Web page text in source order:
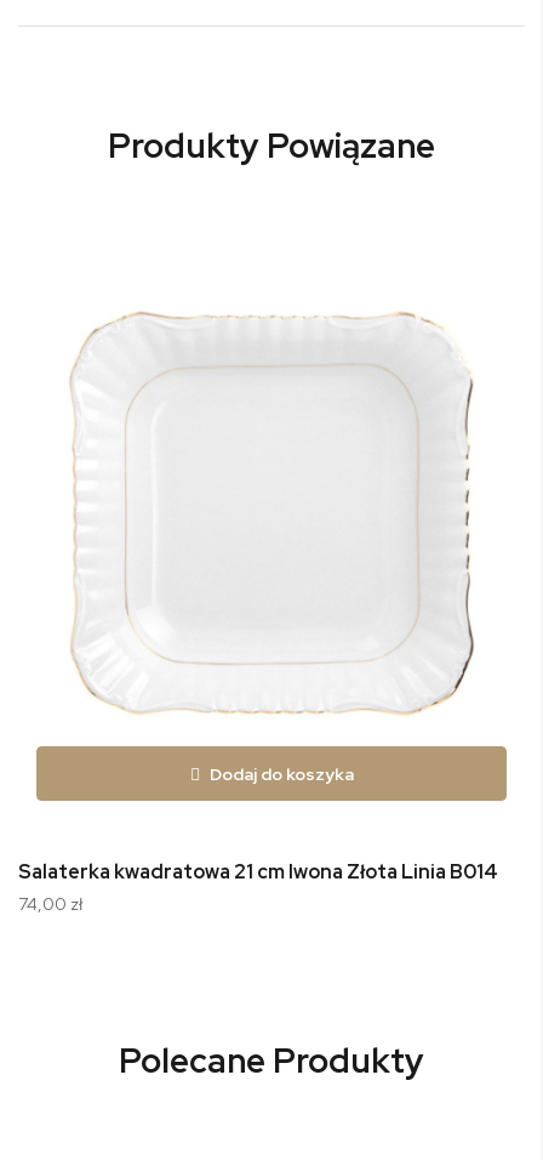
Produkty Powiązane
Dodaj do koszyka
Salaterka kwadratowa 21 cm Iwona Złota Linia B014
74,00 zł
Polecane Produkty